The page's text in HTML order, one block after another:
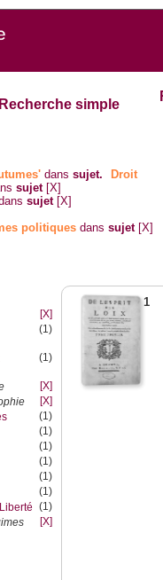
Recherche simple
danssujet.
Droit
sujet [X]
sujet [X]
politiques danssujet [X]
[X]
(1)
(1)
[X]
[X]
(1)
(1)
(1)
(1)
(1)
(1)
(1)
[X]
1